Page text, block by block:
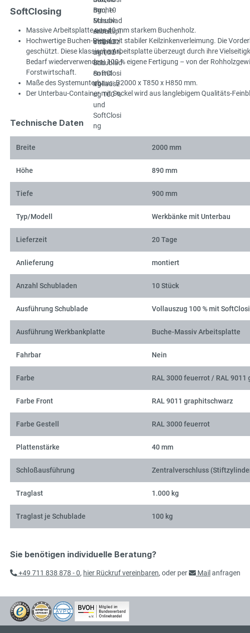
SoftClosing
Massive Arbeitsplatte aus 40 mm starkem Buchenholz.
Hochwertige Buchen-Riegel mit stabiler Keilzinkenverleimung. Die
geschützt. Diese klassische Arbeitsplatte überzeugt durch ihre
Bedarf wiederverwenden. 100 % eigene Fertigung – von der
Forstwirtschaft.
Maße des Systemunterbaus: B2000 x T850 x H850 mm.
Der Unterbau-Container mit Sockel wird aus langlebigem Qualitäts-
Technische Daten
Breite 2000 mm
Höhe 890 mm
Tiefe 900 mm
Typ/Modell Werkbänke mit Unterbau
Lieferzeit 20 Tage
Anlieferung montiert
Anzahl Schubladen 10 Stück
Ausführung Schublade Vollauszug 100 % mit
Ausführung Werkbankplatte Buche-Massiv Arbeitsplatte
Fahrbar Nein
Farbe RAL 3000 feuerrot / RAL 9011
Farbe Front RAL 9011 graphitschwarz
Farbe Gestell RAL 3000 feuerrot
Plattenstärke 40 mm
Schloßausführung Zentralverschluss
Traglast 1.000 kg
Traglast je Schublade 100 kg
Sie benötigen individuelle Beratung?
+49 711 838 878 - 0, hier Rückruf vereinbaren, oder per Mail anfragen